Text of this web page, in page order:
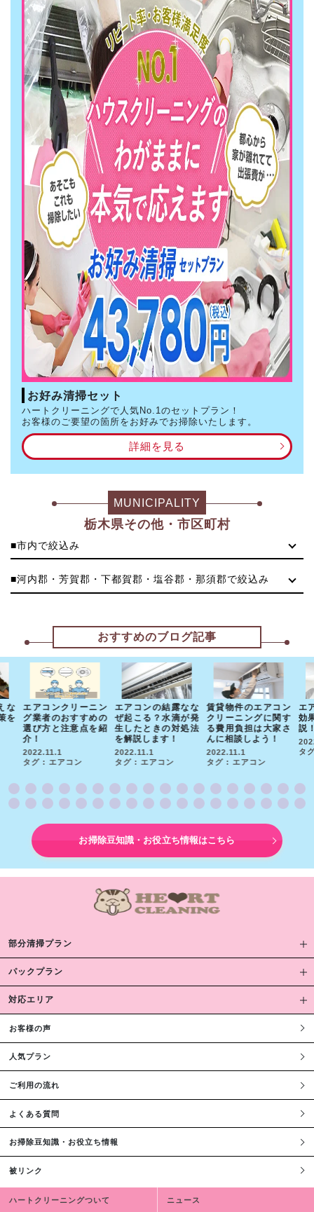
お好み清掃セット
ハートクリーニングで人気No.1のセットプラン！
お客様のご要望の箇所をお好みでお掃除いたします。
詳細を見る
MUNICIPALITY
栃木県その他・市区町村
■市内で絞込み
■河内郡・芳賀郡・下都賀郡・塩谷郡・那須郡で絞込み
おすすめのブログ記事
な
を
エアコンクリーニン
グ業者のおすすめの
選び方と注意点を紹
介！
2022.11.1
タグ : エアコン
エアコンの結露なな
ぜ起こる？水滴が発
生したときの対処法
を解説します！
2022.11.1
タグ : エアコン
賃貸物件のエアコン
クリーニングに関す
る費用負担は大家さ
んに相談しよう！
2022.11.1
タグ : エアコン
エ
効
説
タ
お掃除豆知識・お役立ち情報はこちら
部分清掃プラン
パックプラン
対応エリア
お客様の声
人気プラン
ご利用の流れ
よくある質問
お掃除豆知識・お役立ち情報
被リンク
ハートクリーニングついて ニュース